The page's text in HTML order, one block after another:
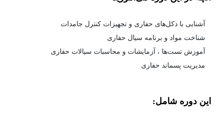
آشنایی با دکل‌های حفاری و تجهیزات کنترل جامدات
شناخت مواد و برنامه سیال حفاری
آموزش تست‌ها ، آزمایشات و محاسبات سیالات حفاری
مدیریت پسماند حفاری
این دوره شامل: